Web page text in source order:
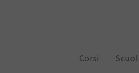
Corsi